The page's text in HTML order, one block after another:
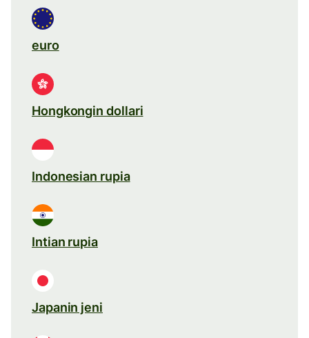
euro
Hongkongin dollari
Indonesian rupia
Intian rupia
Japanin jeni